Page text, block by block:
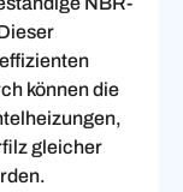
können die
gleicher